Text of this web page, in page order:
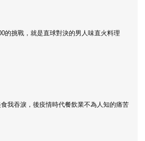
的挑戰，就是直球對決的男人味直火料理
食我吞淚，後疫情時代餐飲業不為人知的痛苦